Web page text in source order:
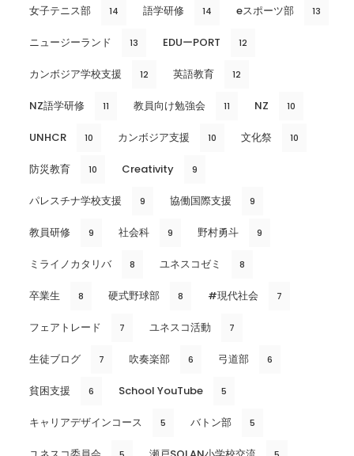
女子テニス部 14 語学研修 14 eスポーツ部 13
ニュージーランド 13 EDUーPORT 12
カンボジア学校支援 12 英語教育 12
NZ語学研修 11 教員向け勉強会 11 NZ 10
UNHCR 10 カンボジア支援 10 文化祭 10
防災教育 10 Creativity 9
パレスチナ学校支援 9 協働国際支援 9
教員研修 9 社会科 9 野村勇斗 9
ミライノカタリバ 8 ユネスコゼミ 8
卒業生 8 硬式野球部 8 #現代社会 7
フェアトレード 7 ユネスコ活動 7
生徒ブログ 7 吹奏楽部 6 弓道部 6
貧困支援 6 School YouTube 5
キャリアデザインコース 5 バトン部 5